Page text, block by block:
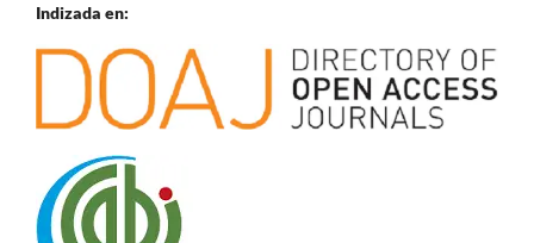
Indizada en: